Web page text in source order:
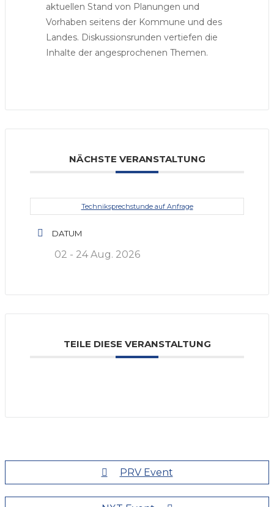
aktuellen Stand von Planungen und
Vorhaben seitens der Kommune und des
Landes. Diskussionsrunden vertiefen die
Inhalte der angesprochenen Themen.
NÄCHSTE VERANSTALTUNG
Techniksprechstunde auf Anfrage
DATUM
02 - 24 Aug. 2026
TEILE DIESE VERANSTALTUNG
PRV Event